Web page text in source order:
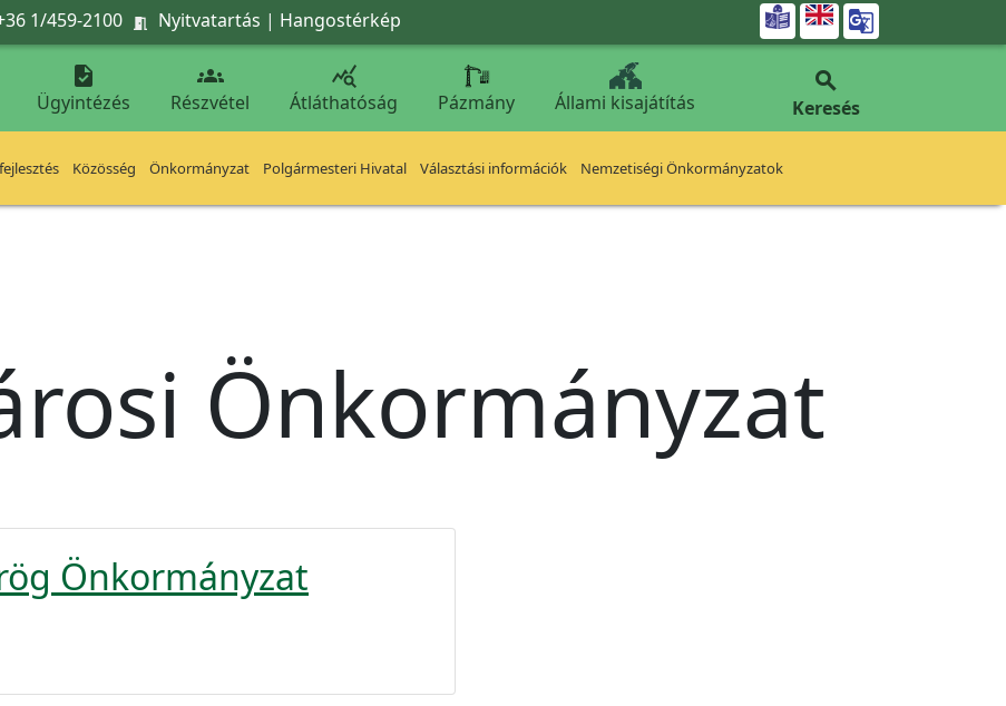
1/459-2100  Nyitvatartás | Hangostérkép 

Ügyintézés

Részvétel

Átláthatóság Pázmány Állami kisajátítás

Keresés
Közösség Önkormányzat Polgármesteri Hivatal Választási információk Nemzetiségi Önkormányzatok
Önkormányzat
Önkormányzat